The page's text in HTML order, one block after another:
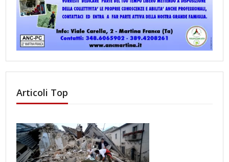
Articoli Top